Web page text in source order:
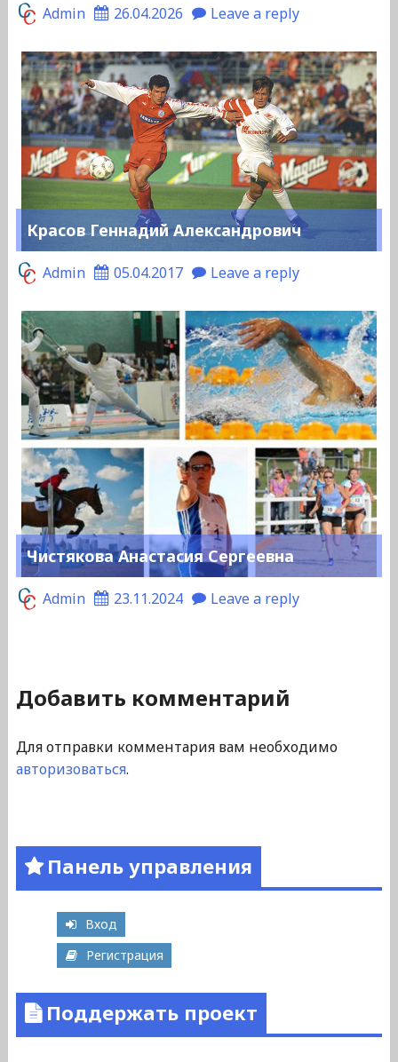
Admin 26.04.2026 Leave a reply
Красов Геннадий Александрович
Admin 05.04.2017 Leave a reply
Чистякова Анастасия Сергеевна
Admin 23.11.2024 Leave a reply
Добавить комментарий
Для отправки комментария вам необходимо
авторизоваться.
Панель управления
Вход
Регистрация
Поддержать проект